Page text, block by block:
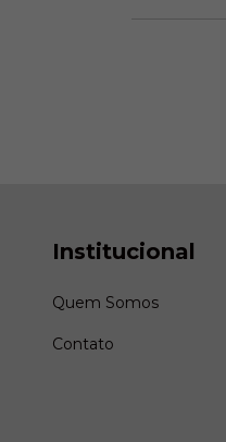
Institucional
Quem Somos
Contato